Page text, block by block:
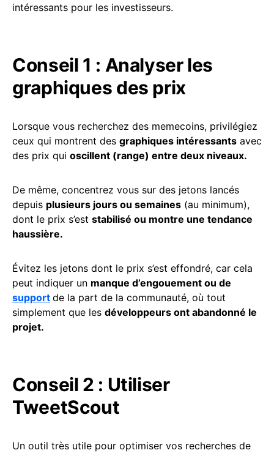
intéressants pour les investisseurs.
Conseil 1 : Analyser les
graphiques des prix
Lorsque vous recherchez des memecoins, privilégiez
ceux qui montrent des graphiques intéressants avec
des prix qui oscillent (range) entre deux niveaux.
De même, concentrez vous sur des jetons lancés
depuis plusieurs jours ou semaines (au minimum),
dont le prix s’est stabilisé ou montre une tendance
haussière.
Évitez les jetons dont le prix s’est effondré, car cela
peut indiquer un manque d’engouement ou de
support de la part de la communauté, où tout
simplement que les développeurs ont abandonné le
projet.
Conseil 2 : Utiliser
TweetScout
Un outil très utile pour optimiser vos recherches de